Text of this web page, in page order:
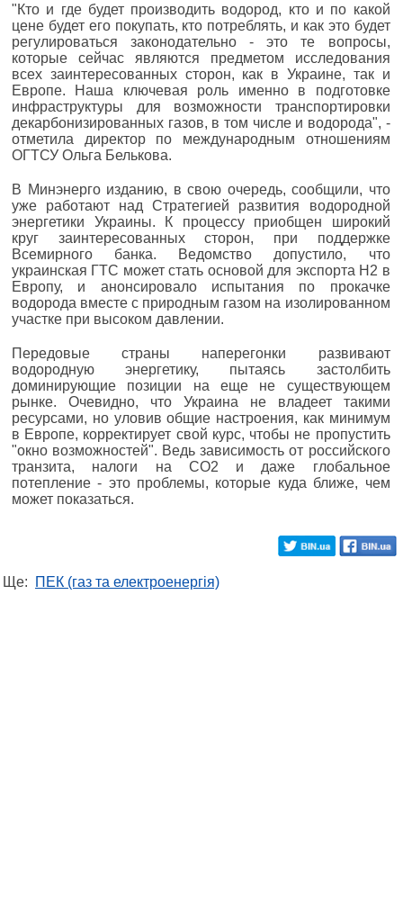
"Кто и где будет производить водород, кто и по какой
цене будет его покупать, кто потреблять, и как это будет
регулироваться законодательно - это те вопросы,
которые сейчас являются предметом исследования
всех заинтересованных сторон, как в Украине, так и
Европе. Наша ключевая роль именно в подготовке
инфраструктуры для возможности транспортировки
декарбонизированных газов, в том числе и водорода", -
отметила директор по международным отношениям
ОГТСУ Ольга Белькова.
В Минэнерго изданию, в свою очередь, сообщили, что
уже работают над Стратегией развития водородной
энергетики Украины. К процессу приобщен широкий
круг заинтересованных сторон, при поддержке
Всемирного банка. Ведомство допустило, что
украинская ГТС может стать основой для экспорта H2 в
Европу, и анонсировало испытания по прокачке
водорода вместе с природным газом на изолированном
участке при высоком давлении.
Передовые страны наперегонки развивают
водородную энергетику, пытаясь застолбить
доминирующие позиции на еще не существующем
рынке. Очевидно, что Украина не владеет такими
ресурсами, но уловив общие настроения, как минимум
в Европе, корректирует свой курс, чтобы не пропустить
"окно возможностей". Ведь зависимость от российского
транзита, налоги на CO2 и даже глобальное
потепление - это проблемы, которые куда ближе, чем
может показаться.
Ще: ПЕК (газ та електроенергія)